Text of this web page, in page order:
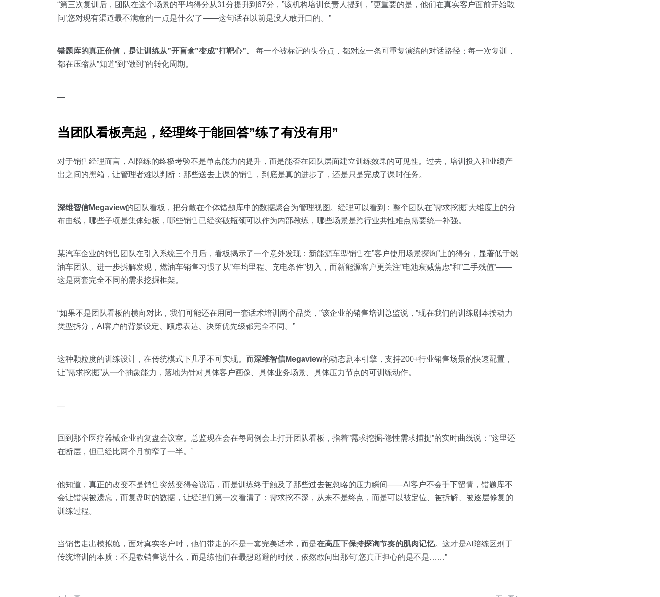
“第三次复训后，团队在这个场景的平均得分从31分提升到67分，”该机构培训负责人提到，”更重要的是，他们在真实客户面前开始敢
问’您对现有渠道最不满意的一点是什么’了——这句话在以前是没人敢开口的。”
错题库的真正价值，是让训练从”开盲盒”变成”打靶心”。
每一个被标记的失分点，都对应一条可重复演练的对话路径；每一次复训，
都在压缩从”知道”到”做到”的转化周期。
—
当团队看板亮起，经理终于能回答”练了有没有用”
对于销售经理而言，AI陪练的终极考验不是单点能力的提升，而是能否在团队层面建立训练效果的可见性。过去，培训投入和业绩产
出之间的黑箱，让管理者难以判断：那些送去上课的销售，到底是真的进步了，还是只是完成了课时任务。
深维智信Megaview的团队看板，把分散在个体错题库中的数据聚合为管理视图。经理可以看到：整个团队在”需求挖掘”大维度上的分
布曲线，哪些子项是集体短板，哪些销售已经突破瓶颈可以作为内部教练，哪些场景是跨行业共性难点需要统一补强。
某汽车企业的销售团队在引入系统三个月后，看板揭示了一个意外发现：新能源车型销售在”客户使用场景探询”上的得分，显著低于燃
油车团队。进一步拆解发现，燃油车销售习惯了从”年均里程、充电条件”切入，而新能源客户更关注”电池衰减焦虑”和”二手残值”——
这是两套完全不同的需求挖掘框架。
“如果不是团队看板的横向对比，我们可能还在用同一套话术培训两个品类，”该企业的销售培训总监说，”现在我们的训练剧本按动力
类型拆分，AI客户的背景设定、顾虑表达、决策优先级都完全不同。”
这种颗粒度的训练设计，在传统模式下几乎不可实现。而深维智信Megaview的动态剧本引擎，支持200+行业销售场景的快速配置，
让”需求挖掘”从一个抽象能力，落地为针对具体客户画像、具体业务场景、具体压力节点的可训练动作。
—
回到那个医疗器械企业的复盘会议室。总监现在会在每周例会上打开团队看板，指着”需求挖掘-隐性需求捕捉”的实时曲线说：”这里还
在断层，但已经比两个月前窄了一半。”
他知道，真正的改变不是销售突然变得会说话，而是训练终于触及了那些过去被忽略的压力瞬间——AI客户不会手下留情，错题库不
会让错误被遗忘，而复盘时的数据，让经理们第一次看清了：需求挖不深，从来不是终点，而是可以被定位、被拆解、被逐层修复的
训练过程。
当销售走出模拟舱，面对真实客户时，他们带走的不是一套完美话术，而是在高压下保持探询节奏的肌肉记忆。这才是AI陪练区别于
传统培训的本质：不是教销售说什么，而是练他们在最想逃避的时候，依然敢问出那句”您真正担心的是不是……”